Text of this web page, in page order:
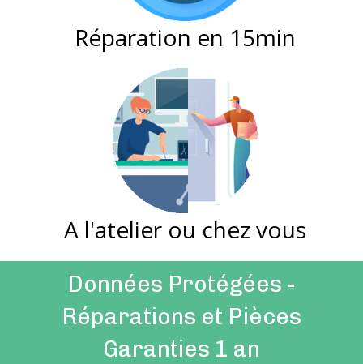
Réparation en 15min
A l'atelier ou chez vous
Données Protégées -
Réparations et Pièces
Garanties 1 an